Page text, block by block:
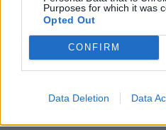
Purposes for which it was
Opted Out
CONFIRM
Data Deletion Data